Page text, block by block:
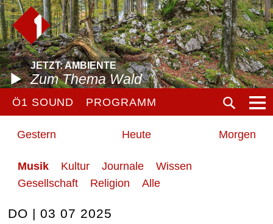
JETZT: AMBIENTE
Zum Thema Wald
Ö1 SOUND PROGRAMM
Gestern Heute Morgen
Musik Kultur Journale
Wissen
Gesellschaft
Religion Alle
DO | 03 07 2025